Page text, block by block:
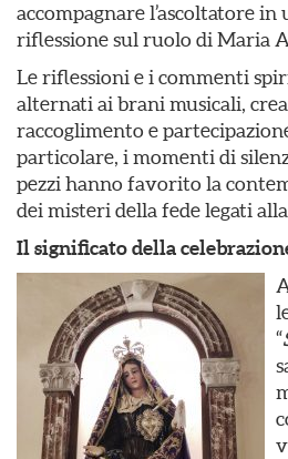
accompagnare l’ascoltatore in
riflessione sul ruolo di Maria
Le riflessioni e i commenti
alternati ai brani musicali,
raccoglimento e
particolare, i momenti di
pezzi hanno favorito la
dei misteri della fede legati
Il significato della
“